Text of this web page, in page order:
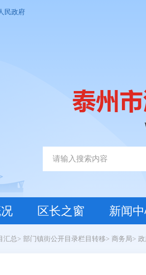
民政府
区长之窗 新闻
汇总> 部门镇街公开目录栏目转移> 商务局>